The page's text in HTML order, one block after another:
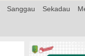
Sanggau Sekadau